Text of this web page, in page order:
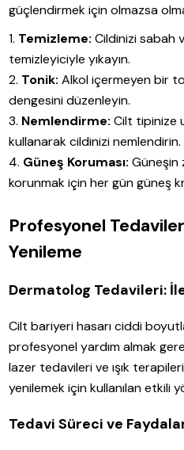
güçlendirmek için olmazsa
Temizleme: Cildinizi sabah
temizleyiciyle yıkayın.
Tonik: Alkol içermeyen bir
dengesini düzenleyin.
Nemlendirme: Cilt tipinize
kullanarak cildinizi nemlendirin.
Güneş Koruması: Güneşin
korunmak için her gün güneş
Profesyonel
Yenileme
Dermatolog Tedavileri:
Cilt bariyeri hasarı ciddi
profesyonel yardım almak
lazer tedavileri ve ışık
yenilemek için kullanılan etkili
Tedavi Süreci ve